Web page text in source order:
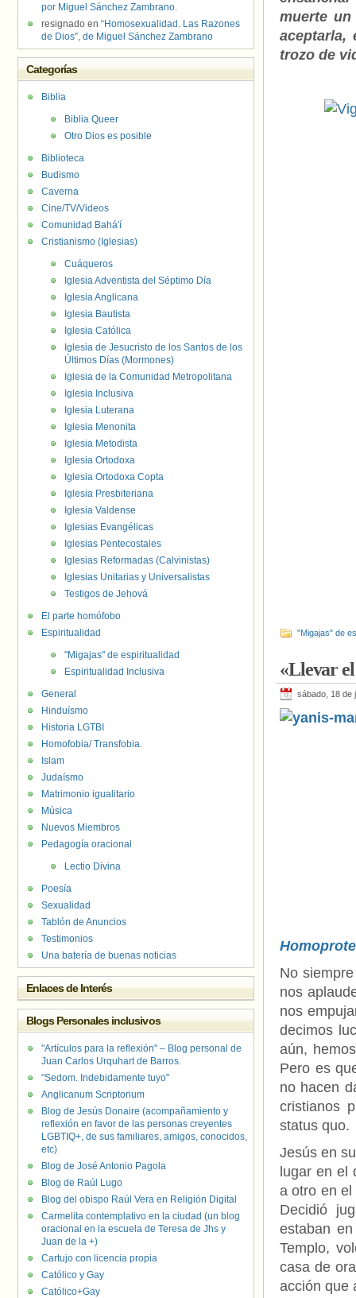
muerte
aceptarla,
trozo de
"Migajas" de
«Llevar
sábado, 18 de
No
nos
nos
decimos
aún,
Pero es
no hacen
cristianos
status quo.
Jesús en
lugar en el
a otro en
Decidió
estaban
Templo,
casa de
acción que
por Miguel Sánchez Zambrano.
resignado en “Homosexualidad. Las Razones
de Dios”, de Miguel Sánchez Zambrano
Categorías
Biblia
Biblia Queer
Otro Dios es posible
Biblioteca
Budismo
Caverna
Cine/TV/Videos
Comunidad Bahá'í
Cristianismo (Iglesias)
Cuáqueros
Iglesia Adventista del Séptimo Día
Iglesia Anglicana
Iglesia Bautista
Iglesia Católica
Iglesia de Jesucristo de los Santos de los
Últimos Días (Mormones)
Iglesia de la Comunidad Metropolitana
Iglesia Inclusiva
Iglesia Luterana
Iglesia Menonita
Iglesia Metodista
Iglesia Ortodoxa
Iglesia Ortodoxa Copta
Iglesia Presbiteriana
Iglesia Valdense
Iglesias Evangélicas
Iglesias Pentecostales
Iglesias Reformadas (Calvinistas)
Iglesias Unitarias y Universalistas
Testigos de Jehová
El parte homófobo
Espiritualidad
"Migajas" de espiritualidad
Espiritualidad Inclusiva
General
Hinduísmo
Historia LGTBI
Homofobia/ Transfobia.
Islam
Judaísmo
Matrimonio igualitario
Música
Nuevos Miembros
Pedagogía oracional
Lectio Divina
Poesía
Sexualidad
Tablón de Anuncios
Testimonios
Una batería de buenas noticias
Enlaces de Interés
Blogs Personales inclusivos
"Artículos para la reflexión" – Blog personal de
Juan Carlos Urquhart de Barros.
"Sedom. Indebidamente tuyo"
Anglicanum Scriptorium
Blog de Jesús Donaire (acompañamiento y
reflexión en favor de las personas creyentes
LGBTIQ+, de sus familiares, amigos, conocidos,
etc)
Blog de José Antonio Pagola
Blog de Raúl Lugo
Blog del obispo Raúl Vera en Religión Digital
Carmelita contemplativo en la ciudad (un blog
oracional en la escuela de Teresa de Jhs y
Juan de la +)
Cartujo con licencia propia
Católico y Gay
Católico+Gay